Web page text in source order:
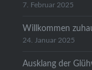
7. Februar 2025
Willkommen
24. Januar 2025
Ausklang der